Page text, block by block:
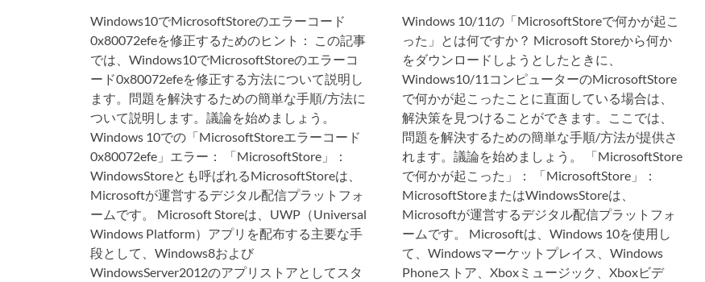
Windows10でMicrosoftStoreのエラーコード
0x80072efeを修正するためのヒント： この記事
では、Windows10でMicrosoftStoreのエラーコ
ード0x80072efeを修正する方法について説明し
ます。問題を解決するための簡単な手順/方法に
ついて説明します。議論を始めましょう。
Windows 10での「MicrosoftStoreエラーコード
0x80072efe」エラー： 「MicrosoftStore」：
WindowsStoreとも呼ばれるMicrosoftStoreは、
Microsoftが運営するデジタル配信プラットフォ
ームです。 Microsoft Storeは、UWP（Universal
Windows Platform）アプリを配布する主要な手
段として、Windows8および
WindowsServer2012のアプリストアとしてスタ
Windows 10/11の「MicrosoftStoreで何かが起こ
った」とは何ですか？ Microsoft Storeから何か
をダウンロードしようとしたときに、
Windows10/11コンピューターのMicrosoftStore
で何かが起こったことに直面している場合は、
解決策を見つけることができます。ここでは、
問題を解決するための簡単な手順/方法が提供さ
れます。議論を始めましょう。 「MicrosoftStore
で何かが起こった」： 「MicrosoftStore」：
MicrosoftStoreまたはWindowsStoreは、
Microsoftが運営するデジタル配信プラットフォ
ームです。 Microsoftは、Windows 10を使用し
て、Windowsマーケットプレイス、Windows
Phoneストア、Xboxミュージック、Xboxビデ